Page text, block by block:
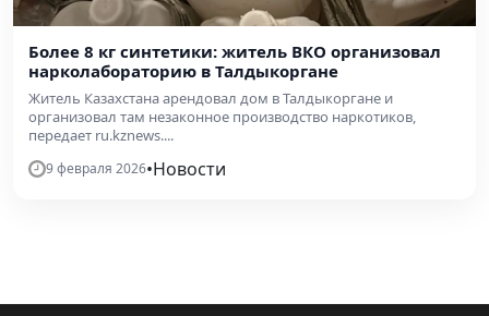
Более 8 кг синтетики: житель ВКО организовал
нарколабораторию в Талдыкоргане
Житель Казахстана арендовал дом в Талдыкоргане и
организовал там незаконное производство наркотиков,
передает ru.kznews....
9 февраля 2026•Новости